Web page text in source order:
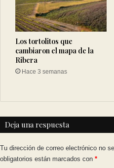
Los tortolitos que
cambiaron el mapa de la
Ribera
Hace 3 semanas
Deja una respuesta
Tu dirección de correo electrónico no
obligatorios están marcados con *